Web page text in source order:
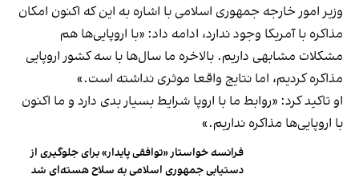
وزیر امور خارجه جمهوری اسلامی با اشاره به این که اکنون امکان
مذاکره با آمریکا وجود ندارد، ادامه داد: «با اروپایی‌ها هم
مشکلات مشابهی داریم. بالاخره ما سال‌ها با سه کشور اروپایی
مذاکره کردیم، اما نتایج واقعا موثری نداشته است.»
او تاکید کرد: «روابط ما با اروپا شرایط بسیار بدی دارد و ما اکنون
با اروپایی‌ها مذاکره نداریم.»
فرانسه خواستار «توافقی پایدار» برای جلوگیری از
دستیابی جمهوری اسلامی به سلاح هسته‌ای شد